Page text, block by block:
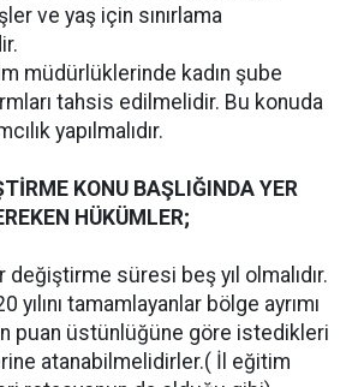
ve yaş için sınırlama
müdürlüklerinde kadın şube
tahsis edilmelidir. Bu konuda
yapılmalıdır.
KONU BAŞLIĞINDA YER
HÜKÜMLER;
değiştirme süresi beş yıl olmalıdır.
yılını tamamlayanlar bölge ayrımı
puan üstünlüğüne göre istedikleri
atanabilmelidirler.( İl eğitim